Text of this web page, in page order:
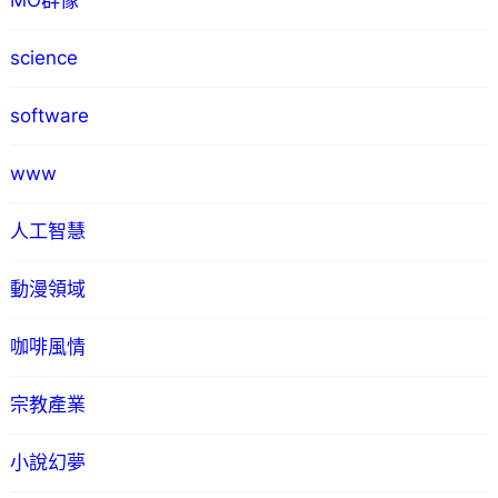
science
software
www
人工智慧
動漫領域
咖啡風情
宗教產業
小說幻夢